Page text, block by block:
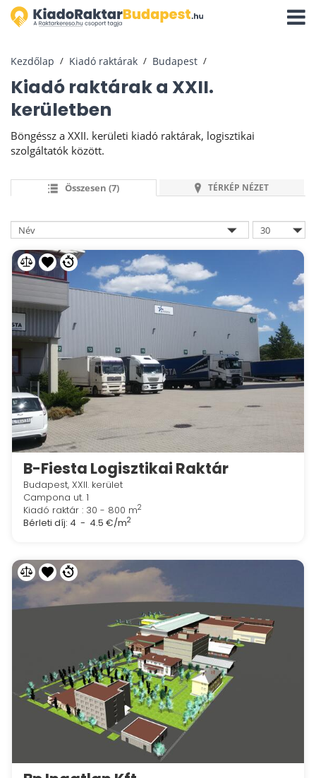
Kezdőlap Kiadó raktárak Budapest
Kiadó raktárak a XXII.
kerületben
Böngéssz a XXII. kerületi kiadó raktárak, logisztikai
szolgáltatók között.
Összesen (7) TÉRKÉP NÉZET
B-Fiesta Logisztikai Raktár
Budapest, XXII. kerület
Campona ut. 1
Kiadó raktár : 30 - 800 m2
Bérleti díj: 4 - 4.5 €/m2